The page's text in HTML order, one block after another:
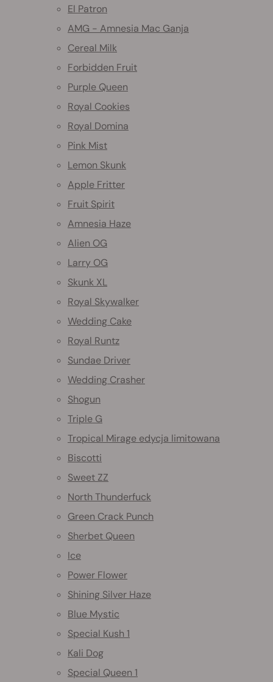
El Patron
AMG - Amnesia Mac Ganja
Cereal Milk
Forbidden Fruit
Purple Queen
Royal Cookies
Royal Domina
Pink Mist
Lemon Skunk
Apple Fritter
Fruit Spirit
Amnesia Haze
Alien OG
Larry OG
Skunk XL
Royal Skywalker
Wedding Cake
Royal Runtz
Sundae Driver
Wedding Crasher
Shogun
Triple G
Tropical Mirage edycja limitowana
Biscotti
Sweet ZZ
North Thunderfuck
Green Crack Punch
Sherbet Queen
Ice
Power Flower
Shining Silver Haze
Blue Mystic
Special Kush 1
Kali Dog
Special Queen 1